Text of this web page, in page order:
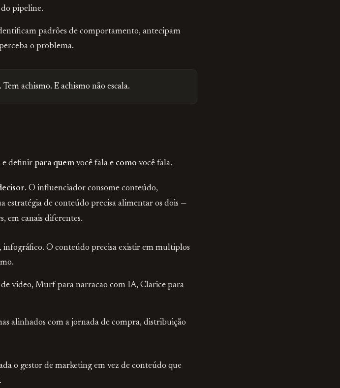
pipeline.
padrões de comportamento, antecipam
o problema.
achismo. E achismo não escala.
e definir para quem você fala e como você fala.
. O influenciador consome conteúdo,
estratégia de conteúdo precisa alimentar os dois —
em canais diferentes.
infográfico. O conteúdo precisa existir em multiplos
de video, Murf para narracao com IA, Clarice para
alinhados com a jornada de compra, distribuição
o gestor de marketing em vez de conteúdo que